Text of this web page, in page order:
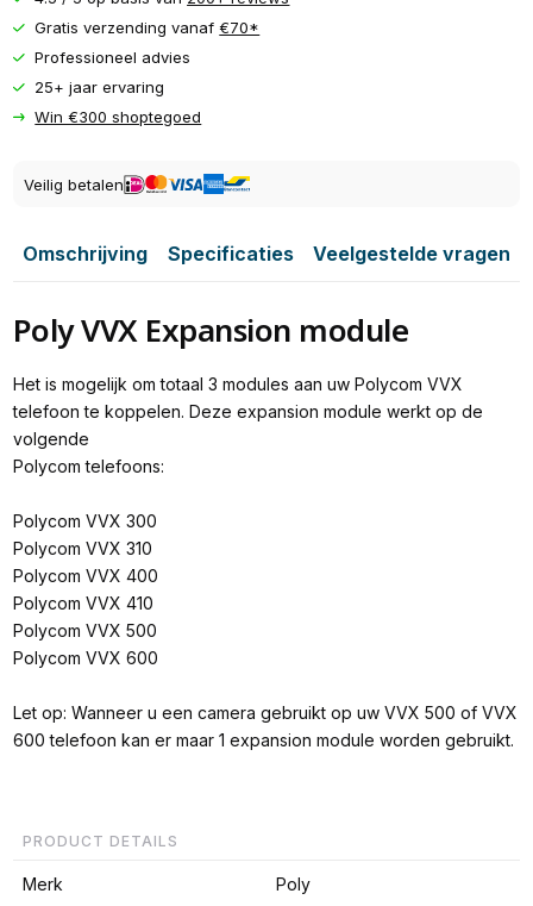
Gratis verzending vanaf€70*
Professioneel advies
25+ jaar ervaring
Win €300 shoptegoed
Veilig betalen
Omschrijving Specificaties Veelgestelde vragen
Poly VVX Expansion module
Het is mogelijk om totaal 3 modules aan uw Polycom VVX
telefoon te koppelen. Deze expansion module werkt op de
volgende
Polycom telefoons:
Polycom VVX 300
Polycom VVX 310
Polycom VVX 400
Polycom VVX 410
Polycom VVX 500
Polycom VVX 600
Let op: Wanneer u een camera gebruikt op uw VVX 500 of VVX
600 telefoon kan er maar 1 expansion module worden gebruikt.
PRODUCT DETAILS
Merk Poly